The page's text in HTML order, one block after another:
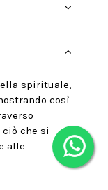
spirituale,
così
ciò che si
alle